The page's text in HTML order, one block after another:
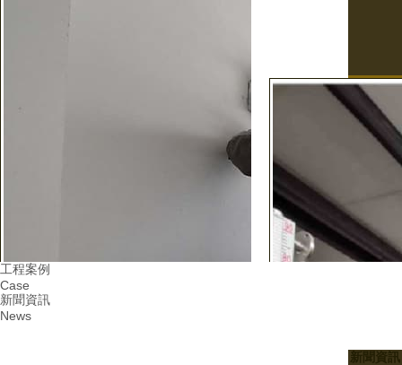
工程案例
Case
新聞資訊
News
新聞資訊